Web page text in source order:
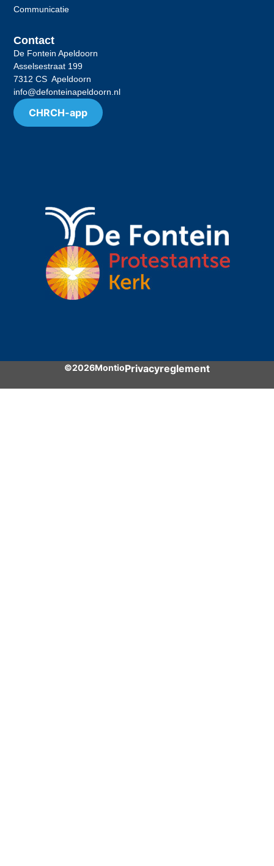
Communicatie
Contact
De Fontein Apeldoorn
Asselsestraat 199
7312 CS Apeldoorn
info@defonteinapeldoorn.nl
CHRCH-app
©2026MontioPrivacyreglement